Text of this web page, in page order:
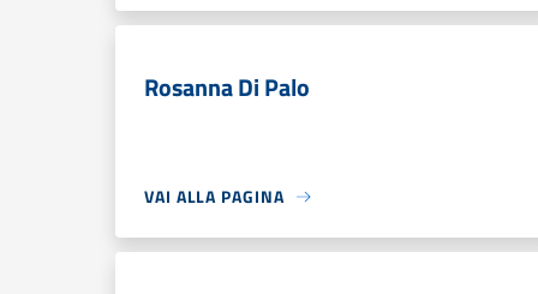
Rosanna Di Palo
VAI ALLA PAGINA